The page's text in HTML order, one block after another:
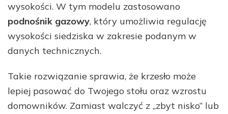
wysokości. W tym modelu zastosowano
podnośnik gazowy, który umożliwia regulację
wysokości siedziska w zakresie podanym w
danych technicznych.
Takie rozwiązanie sprawia, że krzesło może
lepiej pasować do Twojego stołu oraz wzrostu
domowników. Zamiast walczyć z „zbyt nisko” lub